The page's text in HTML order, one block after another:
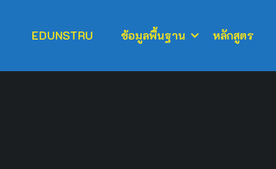
EDUNSTRU ข้อมูลพื้นฐาน หลักสูตร